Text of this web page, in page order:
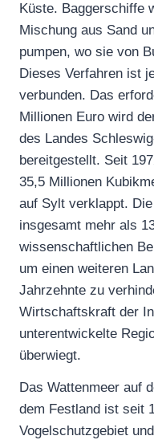
Küste. Baggerschiffe
Mischung aus Sand
pumpen, wo sie von
Dieses Verfahren ist
verbunden. Das
Millionen Euro wird
des Landes
bereitgestellt. Seit
35,5 Millionen
auf Sylt verklappt.
insgesamt mehr als
wissenschaftlichen
um einen weiteren
Jahrzehnte zu
Wirtschaftskraft der
unterentwickelte
überwiegt.
Das Wattenmeer auf
dem Festland ist seit
Vogelschutzgebiet